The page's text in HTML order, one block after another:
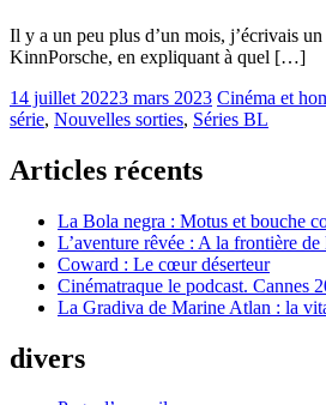
Il y a un peu plus d’un mois, j’écrivais
KinnPorsche, en expliquant à quel […]
14 juillet 20223 mars 2023 Cinéma et
série, Nouvelles sorties, Séries BL
Articles récents
La Bola negra : Motus et bouche
L’aventure rêvée : A la frontière de
Coward : Le cœur déserteur
Cinématraque le podcast. Cannes
La Gradiva de Marine Atlan : la
divers